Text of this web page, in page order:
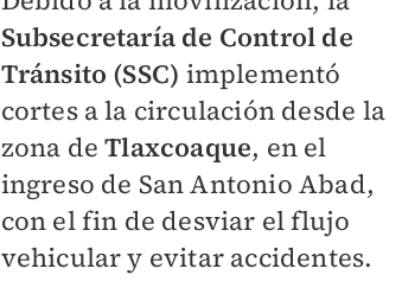
Subsecretaría de Control de
Tránsito (SSC) implementó
cortes a la circulación desde la
zona deTlaxcoaque, en el
ingreso de San Antonio Abad,
con el fin de desviar el flujo
vehicular y evitar accidentes.